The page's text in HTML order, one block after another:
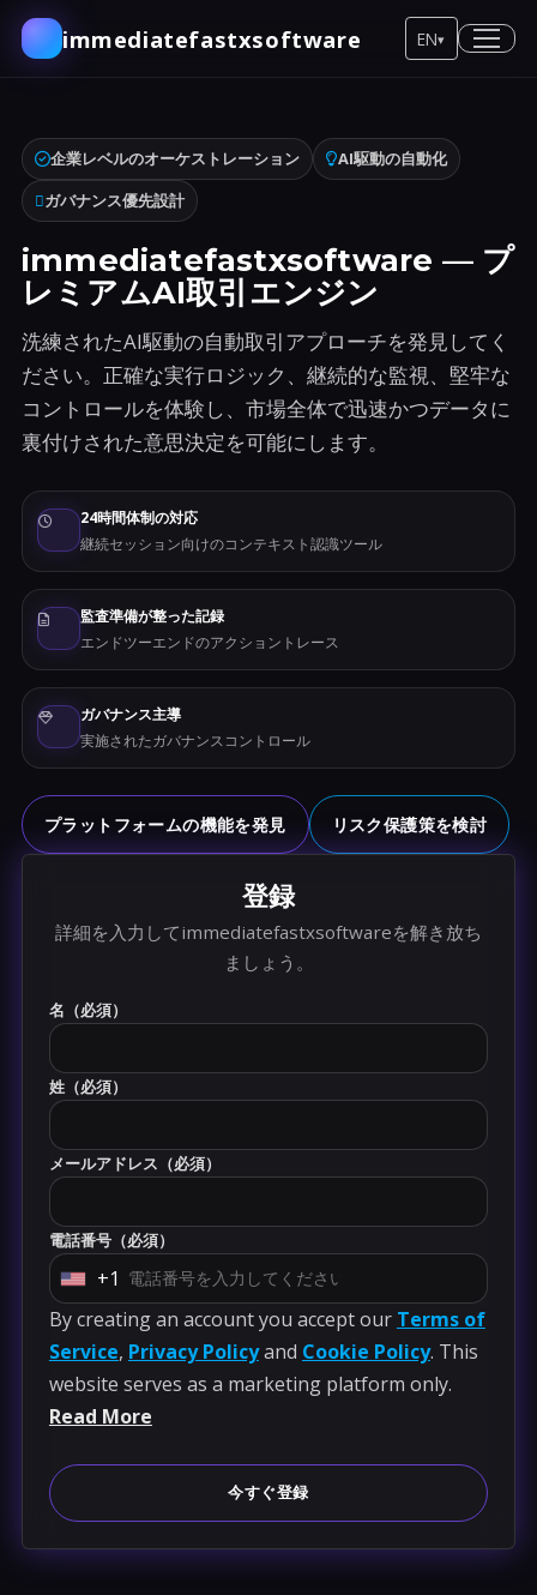
immediatefastxsoftware EN▾
企業レベルのオーケストレーション
AI駆動の自動化
ガバナンス優先設計
immediatefastxsoftware — プ
レミアムAI取引エンジン
洗練されたAI駆動の自動取引アプローチを発見してく
ださい。正確な実行ロジック、継続的な監視、堅牢な
コントロールを体験し、市場全体で迅速かつデータに
裏付けされた意思決定を可能にします。
24時間体制の対応
継続セッション向けのコンテキスト認識ツール
監査準備が整った記録
エンドツーエンドのアクショントレース
ガバナンス主導
実施されたガバナンスコントロール
プラットフォームの機能を発見 リスク保護策を検討
登録
詳細を入力してimmediatefastxsoftwareを解き放ち
ましょう。
名（必須）
姓（必須）
メールアドレス（必須）
電話番号（必須）
U
n
i
t
e
t
a
+1
By creating an account you accept our Terms of
Service, Privacy Policyand Cookie Policy. This
website serves as a marketing platform only.
Read More
今すぐ登録